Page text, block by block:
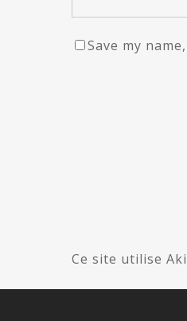
Save my
Ce site utilise